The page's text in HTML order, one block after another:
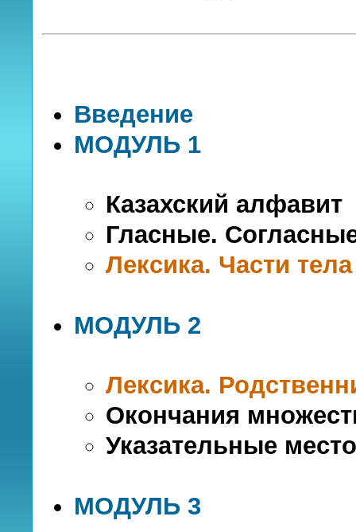
Введение
МОДУЛЬ 1
Казахский алфавит
Гласные.
Лексика. Части тела
МОДУЛЬ 2
Лексика.
Окончания
Указательные
МОДУЛЬ 3